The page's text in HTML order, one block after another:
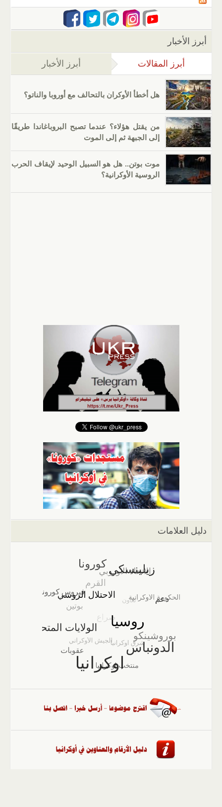
أبرز الأخبار
أبرز المقالات (علامة التبويب النشطة)
أبرز الأخبار
هل أخطأ الأوكران بالتحالف مع أوروبا والناتو؟
من يقتل هؤلاء؟ عندما تصبح البروباغاندا طريقًا
إلى الجبهة ثم إلى الموت
موت بوتن.. هل هو السبيل الوحيد لإيقاف الحرب
الروسية الأوكرانية؟
دليل العلامات